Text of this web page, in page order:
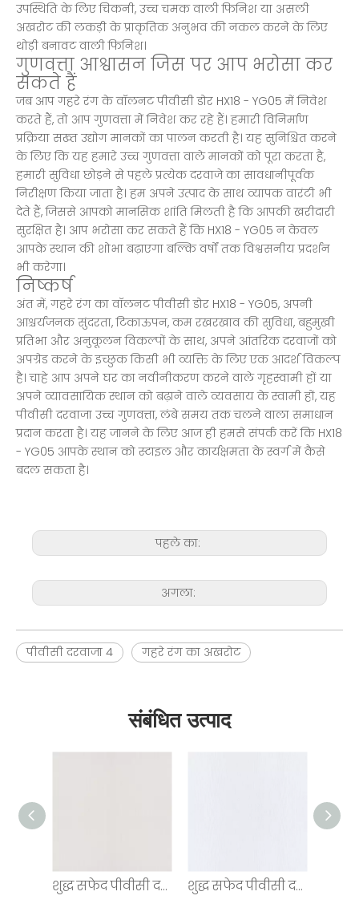
उपस्थिति के लिए चिकनी, उच्च चमक वाली फिनिश या असली
अखरोट की लकड़ी के प्राकृतिक अनुभव की नकल करने के लिए
थोड़ी बनावट वाली फिनिश।
गुणवत्ता आश्वासन जिस पर आप भरोसा कर
सकते हैं
जब आप गहरे रंग के वॉलनट पीवीसी डोर HX18 - YG05 में निवेश
करते हैं, तो आप गुणवत्ता में निवेश कर रहे हैं। हमारी विनिर्माण
प्रक्रिया सख्त उद्योग मानकों का पालन करती है। यह सुनिश्चित करने
के लिए कि यह हमारे उच्च गुणवत्ता वाले मानकों को पूरा करता है,
हमारी सुविधा छोड़ने से पहले प्रत्येक दरवाजे का सावधानीपूर्वक
निरीक्षण किया जाता है। हम अपने उत्पाद के साथ व्यापक वारंटी भी
देते हैं, जिससे आपको मानसिक शांति मिलती है कि आपकी खरीदारी
सुरक्षित है। आप भरोसा कर सकते हैं कि HX18 - YG05 न केवल
आपके स्थान की शोभा बढ़ाएगा बल्कि वर्षों तक विश्वसनीय प्रदर्शन
भी करेगा।
निष्कर्ष
अंत में, गहरे रंग का वॉलनट पीवीसी डोर HX18 - YG05, अपनी
आश्चर्यजनक सुंदरता, टिकाऊपन, कम रखरखाव की सुविधा, बहुमुखी
प्रतिभा और अनुकूलन विकल्पों के साथ, अपने आंतरिक दरवाजों को
अपग्रेड करने के इच्छुक किसी भी व्यक्ति के लिए एक आदर्श विकल्प
है। चाहे आप अपने घर का नवीनीकरण करने वाले गृहस्वामी हों या
अपने व्यावसायिक स्थान को बढ़ाने वाले व्यवसाय के स्वामी हों, यह
पीवीसी दरवाजा उच्च गुणवत्ता, लंबे समय तक चलने वाला समाधान
प्रदान करता है। यह जानने के लिए आज ही हमसे संपर्क करें कि HX18
- YG05 आपके स्थान को स्टाइल और कार्यक्षमता के स्वर्ग में कैसे
बदल सकता है।
पहले का:
अगला:
पीवीसी दरवाजा 4 गहरे रंग का अखरोट
संबंधित उत्पाद
शुद्ध सफेद पीवीसी दरवाजा HX19-2901 शुद्ध सफेद पीवीसी दरवाजा HX19-2845